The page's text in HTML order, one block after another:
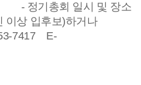
- 정기총회 일시 및 장소
후보)하거나
7417 E-